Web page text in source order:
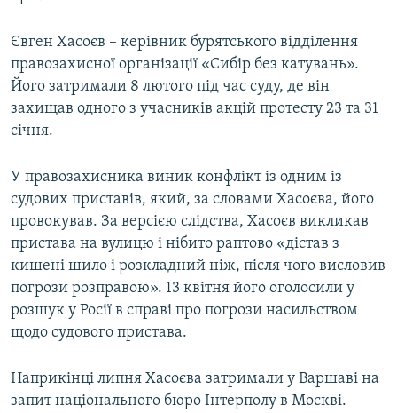
Євген Хасоєв – керівник бурятського відділення
правозахисної організації «Сибір без катувань».
Його затримали 8 лютого під час суду, де він
захищав одного з учасників акцій протесту 23 та 31
січня.
У правозахисника виник конфлікт із одним із
судових приставів, який, за словами Хасоєва, його
провокував. За версією слідства, Хасоєв викликав
пристава на вулицю і нібито раптово «дістав з
кишені шило і розкладний ніж, після чого висловив
погрози розправою». 13 квітня його оголосили у
розшук у Росії в справі про погрози насильством
щодо судового пристава.
Наприкінці липня Хасоєва затримали у Варшаві на
запит національного бюро Інтерполу в Москві.